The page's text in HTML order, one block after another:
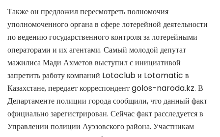
Также он предложил пересмотреть полномочия
уполномоченного органа в сфере лотерейной деятельности
по ведению государственного контроля за лотерейными
операторами и их агентами. Самый молодой депутат
мажилиса Мади Ахметов выступил с инициативой
запретить работу компаний Lotoclub и Lotomatic в
Казахстане, передает корреспондент golos-naroda.kz. В
Департаменте полиции города сообщили, что данный факт
официально зарегистрирован. Сейчас факт расследуется в
Управлении полиции Ауэзовского района. Участникам